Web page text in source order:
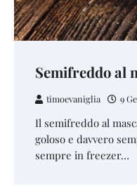
Semifreddo al
timoevaniglia 9
Il semifreddo al
goloso e davvero
sempre in freezer…